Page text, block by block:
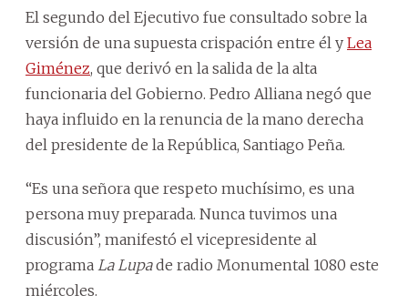
El segundo del Ejecutivo fue consultado sobre la
versión de una supuesta crispación entre él y Lea
Giménez, que derivó en la salida de la alta
funcionaria del Gobierno. Pedro Alliana negó que
haya influido en la renuncia de la mano derecha
del presidente de la República, Santiago Peña.
“Es una señora que respeto muchísimo, es una
persona muy preparada. Nunca tuvimos una
discusión”, manifestó el vicepresidente al
programa La Lupade radio Monumental 1080 este
miércoles.